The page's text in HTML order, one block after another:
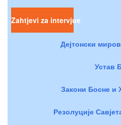
Zahtjevi za intervjue
Дејтонски
Устав
Закони Босне и
Резолуције